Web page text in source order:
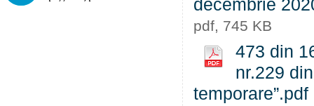
decembrie
pdf, 745 KB
473 din
nr.229
temporare”.pdf